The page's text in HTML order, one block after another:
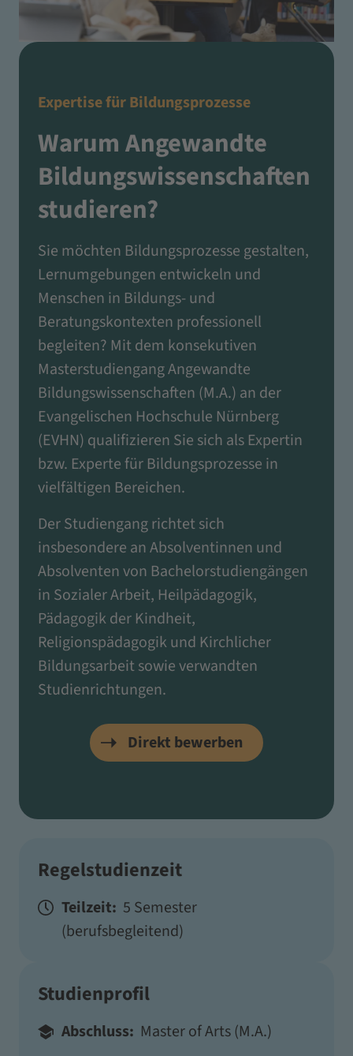
Expertise für Bildungsprozesse
Warum Angewandte
Bildungswissenschaften
studieren?
Sie möchten Bildungsprozesse gestalten,
Lernumgebungen entwickeln und
Menschen in Bildungs- und
Beratungskontexten professionell
begleiten? Mit dem konsekutiven
Masterstudiengang Angewandte
Bildungswissenschaften (M.A.) an der
Evangelischen Hochschule Nürnberg
(EVHN) qualifizieren Sie sich als Expertin
bzw. Experte für Bildungsprozesse in
vielfältigen Bereichen.
Der Studiengang richtet sich
insbesondere an Absolventinnen und
Absolventen von Bachelorstudiengängen
in Sozialer Arbeit, Heilpädagogik,
Pädagogik der Kindheit,
Religionspädagogik und Kirchlicher
Bildungsarbeit sowie verwandten
Studienrichtungen.
Direkt bewerben
Regelstudienzeit
Teilzeit: 5 Semester
(berufsbegleitend)
Studienprofil
Abschluss: Master of Arts (M.A.)